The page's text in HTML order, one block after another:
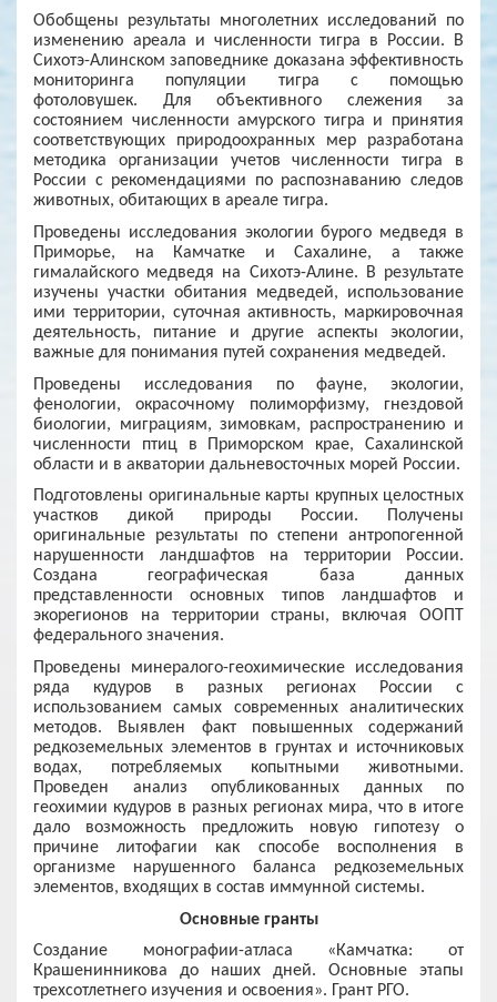
Обобщены результаты многолетних исследований по
изменению ареала и численности тигра в России. В
Сихотэ-Алинском заповеднике доказана эффективность
мониторинга популяции тигра с помощью
фотоловушек. Для объективного слежения за
состоянием численности амурского тигра и принятия
соответствующих природоохранных мер разработана
методика организации учетов численности тигра в
России с рекомендациями по распознаванию следов
животных, обитающих в ареале тигра.
Проведены исследования экологии бурого медведя в
Приморье, на Камчатке и Сахалине, а также
гималайского медведя на Сихотэ-Алине. В результате
изучены участки обитания медведей, использование
ими территории, суточная активность, маркировочная
деятельность, питание и другие аспекты экологии,
важные для понимания путей сохранения медведей.
Проведены исследования по фауне, экологии,
фенологии, окрасочному полиморфизму, гнездовой
биологии, миграциям, зимовкам, распространению и
численности птиц в Приморском крае, Сахалинской
области и в акватории дальневосточных морей России.
Подготовлены оригинальные карты крупных целостных
участков дикой природы России. Получены
оригинальные результаты по степени антропогенной
нарушенности ландшафтов на территории России.
Создана географическая база данных
представленности основных типов ландшафтов и
экорегионов на территории страны, включая ООПТ
федерального значения.
Проведены минералого-геохимические исследования
ряда кудуров в разных регионах России с
использованием самых современных аналитических
методов. Выявлен факт повышенных содержаний
редкоземельных элементов в грунтах и источниковых
водах, потребляемых копытными животными.
Проведен анализ опубликованных данных по
геохимии кудуров в разных регионах мира, что в итоге
дало возможность предложить новую гипотезу о
причине литофагии как способе восполнения в
организме нарушенного баланса редкоземельных
элементов, входящих в состав иммунной системы.
Основные гранты
Создание монографии-атласа «Камчатка: от
Крашенинникова до наших дней. Основные этапы
трехсотлетнего изучения и освоения». Грант РГО.